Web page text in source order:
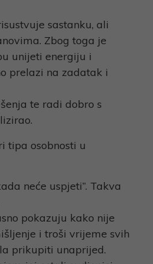
sastanku, ali
Zbog toga je
unijeti energiju i
prelazi na zadatak i
te radi dobro s
tipa osobnosti u
neće uspjeti”. Takva
pokazuju kako nije
i troši vrijeme svih
prikupiti unaprijed.